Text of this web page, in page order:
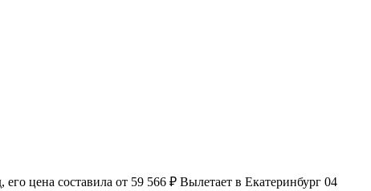
цена составила от 59 566 ₽ Вылетает в Екатеринбург 04